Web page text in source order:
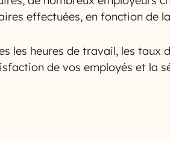
effectuées, en fonction de
les heures de travail, les taux
de vos employés et la